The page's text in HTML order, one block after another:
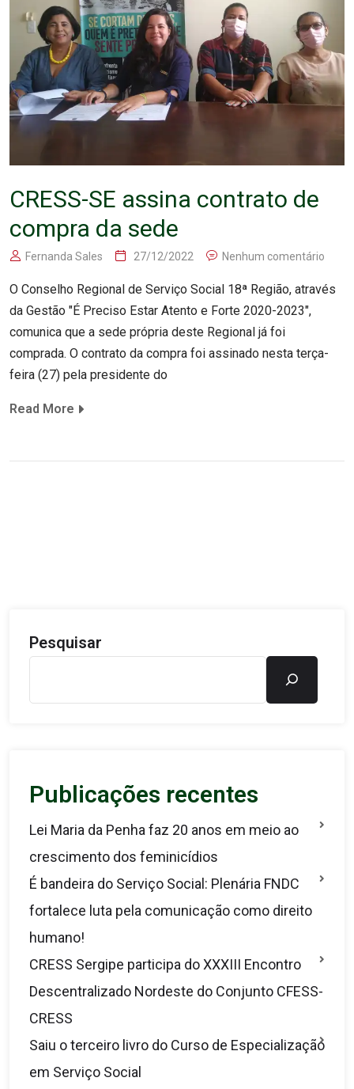
CRESS-SE assina contrato de
compra da sede
Fernanda Sales 27/12/2022 Nenhum comentário
O Conselho Regional de Serviço Social 18ª Região, através
da Gestão "É Preciso Estar Atento e Forte 2020-2023",
comunica que a sede própria deste Regional já foi
comprada. O contrato da compra foi assinado nesta terça-
feira (27) pela presidente do
Read More
Pesquisar
Publicações recentes
Lei Maria da Penha faz 20 anos em meio ao
crescimento dos feminicídios
É bandeira do Serviço Social: Plenária FNDC
fortalece luta pela comunicação como direito
humano!
CRESS Sergipe participa do XXXIII Encontro
Descentralizado Nordeste do Conjunto CFESS-
CRESS
Saiu o terceiro livro do Curso de Especialização
em Serviço Social